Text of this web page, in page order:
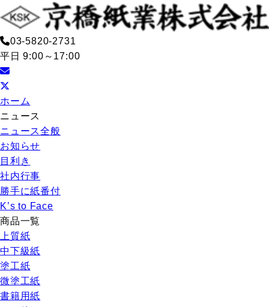
03-5820-2731
平日 9:00～17:00
ホーム
ニュース
ニュース全般
お知らせ
目利き
社内行事
勝手に紙番付
K’s to Face
商品一覧
上質紙
中下級紙
塗工紙
微塗工紙
書籍用紙